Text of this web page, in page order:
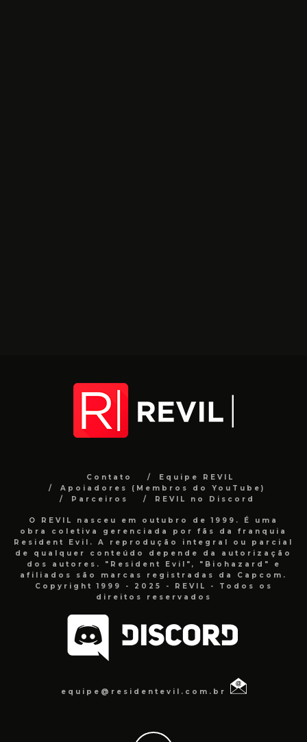
Contato
Equipe REVIL
Apoiadores (Membros do YouTube)
Parceiros
REVIL no Discord
O REVIL nasceu em outubro de 1999. É uma
obra coletiva gerenciada por fãs da franquia
Resident Evil. A reprodução integral ou parcial
de qualquer conteúdo depende da autorização
dos autores. "Resident Evil", "Biohazard" e
afiliados são marcas registradas da Capcom.
Copyright 1999 - 2025 - REVIL - Todos os
direitos reservados
equipe@residentevil.com.br